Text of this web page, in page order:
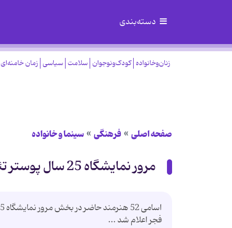
دسته‌بندی
زنان‌وخانواده کودک‌ونوجوان سلامت سیاسی زمان خامنه‌ای
صفحه اصلی فرهنگی سینما و خانواده
مرور نمایشگاه 25 سال پوستر تئاتر در جشنواره تئاتر فجر
فجر اعلام شد ...